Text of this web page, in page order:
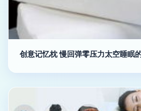
创意记忆枕 慢回弹零压力太空睡眠